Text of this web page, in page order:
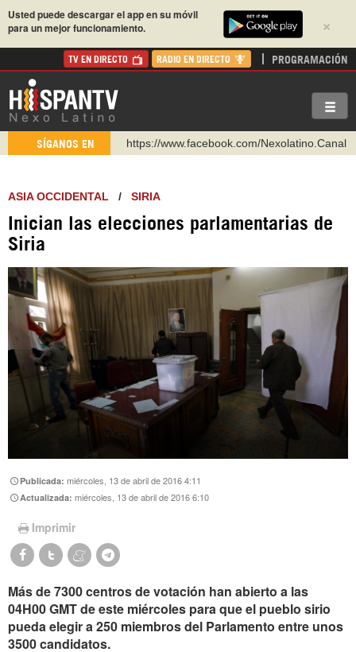
×
Usted puede descargar el app en su móvil
para un mejor funcionamiento.
TV EN DIRECTO RADIO EN DIRECTO PROGRAMACIÓN
SÍGANOS EN
https://www.facebook.com/Nexolatino.Canal
http://twitter.com/nexo_latino
https://t.me/hispantvcanal
Instagram como: hispan_tv
ASIA OCCIDENTAL / SIRIA
Inician las elecciones parlamentarias de
Siria
Publicada:miércoles, 13 de abril de 2016 4:11
Actualizada:miércoles, 13 de abril de 2016 6:10
Imprimir
Más de 7300 centros de votación han abierto a las
04H00 GMT de este miércoles para que el pueblo sirio
pueda elegir a 250 miembros del Parlamento entre unos
3500 candidatos.